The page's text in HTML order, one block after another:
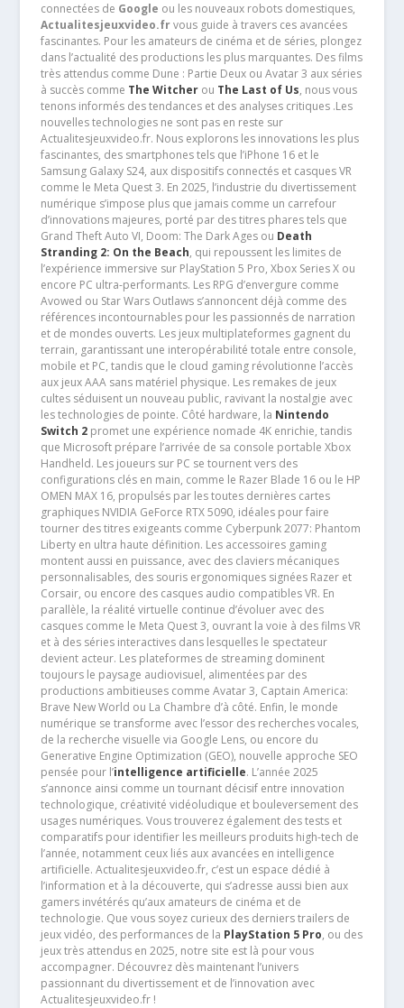
connectées de Google ou les nouveaux robots domestiques,
Actualitesjeuxvideo.frvous guide à travers ces avancées
fascinantes. Pour les amateurs de cinéma et de séries, plongez
dans l’actualité des productions les plus marquantes. Des films
très attendus comme Dune : Partie Deux ou Avatar 3 aux séries
à succès comme The Witcherou The Last of Us, nous vous
tenons informés des tendances et des analyses critiques .Les
nouvelles technologies ne sont pas en reste sur
Actualitesjeuxvideo.fr. Nous explorons les innovations les plus
fascinantes, des smartphones tels que l’iPhone 16 et le
Samsung Galaxy S24, aux dispositifs connectés et casques VR
comme le Meta Quest 3. En 2025, l’industrie du divertissement
numérique s’impose plus que jamais comme un carrefour
d’innovations majeures, porté par des titres phares tels que
Grand Theft Auto VI, Doom: The Dark Ages ou Death
Stranding 2: On the Beach, qui repoussent les limites de
l’expérience immersive sur PlayStation 5 Pro, Xbox Series X ou
encore PC ultra-performants. Les RPG d’envergure comme
Avowed ou Star Wars Outlaws s’annoncent déjà comme des
références incontournables pour les passionnés de narration
et de mondes ouverts. Les jeux multiplateformes gagnent du
terrain, garantissant une interopérabilité totale entre console,
mobile et PC, tandis que le cloud gaming révolutionne l’accès
aux jeux AAA sans matériel physique. Les remakes de jeux
cultes séduisent un nouveau public, ravivant la nostalgie avec
les technologies de pointe. Côté hardware, la Nintendo
Switch 2promet une expérience nomade 4K enrichie, tandis
que Microsoft prépare l’arrivée de sa console portable Xbox
Handheld. Les joueurs sur PC se tournent vers des
configurations clés en main, comme le Razer Blade 16 ou le HP
OMEN MAX 16, propulsés par les toutes dernières cartes
graphiques NVIDIA GeForce RTX 5090, idéales pour faire
tourner des titres exigeants comme Cyberpunk 2077: Phantom
Liberty en ultra haute définition. Les accessoires gaming
montent aussi en puissance, avec des claviers mécaniques
personnalisables, des souris ergonomiques signées Razer et
Corsair, ou encore des casques audio compatibles VR. En
parallèle, la réalité virtuelle continue d’évoluer avec des
casques comme le Meta Quest 3, ouvrant la voie à des films VR
et à des séries interactives dans lesquelles le spectateur
devient acteur. Les plateformes de streaming dominent
toujours le paysage audiovisuel, alimentées par des
productions ambitieuses comme Avatar 3, Captain America:
Brave New World ou La Chambre d’à côté. Enfin, le monde
numérique se transforme avec l’essor des recherches vocales,
de la recherche visuelle via Google Lens, ou encore du
Generative Engine Optimization (GEO), nouvelle approche SEO
pensée pour l’intelligence artificielle. L’année 2025
s’annonce ainsi comme un tournant décisif entre innovation
technologique, créativité vidéoludique et bouleversement des
usages numériques. Vous trouverez également des tests et
comparatifs pour identifier les meilleurs produits high-tech de
l’année, notamment ceux liés aux avancées en intelligence
artificielle. Actualitesjeuxvideo.fr, c’est un espace dédié à
l’information et à la découverte, qui s’adresse aussi bien aux
gamers invétérés qu’aux amateurs de cinéma et de
technologie. Que vous soyez curieux des derniers trailers de
jeux vidéo, des performances de la PlayStation 5 Pro, ou des
jeux très attendus en 2025, notre site est là pour vous
accompagner. Découvrez dès maintenant l’univers
passionnant du divertissement et de l’innovation avec
Actualitesjeuxvideo.fr !